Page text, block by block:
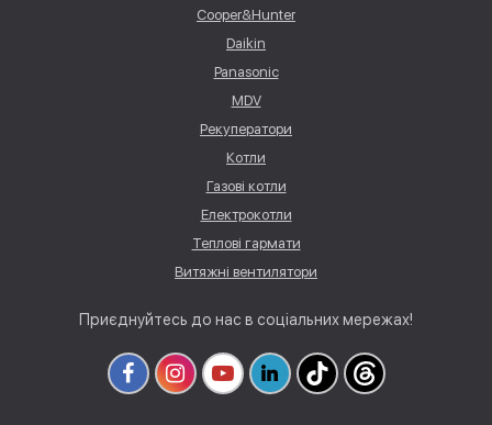
Cooper&Hunter
Daikin
Panasonic
MDV
Рекуператори
Котли
Газові котли
Електрокотли
Теплові гармати
Витяжні вентилятори
Приєднуйтесь до нас в соціальних мережах!